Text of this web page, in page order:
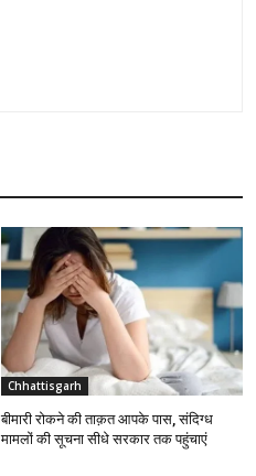
Chhattisgarh
बीमारी रोकने की ताक़त आपके पास, संदिग्ध
मामलों की सूचना सीधे सरकार तक पहुंचाएं